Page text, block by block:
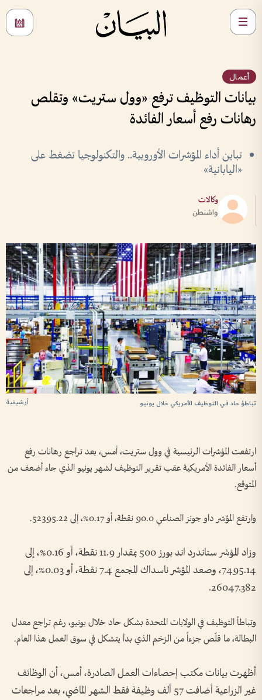
أعمال
بيانات التوظيف ترفع «وول ستريت» وتقلص
رهانات رفع أسعار الفائدة
تباين أداء المؤشرات الأوروبية.. والتكنولوجيا تضغط على
«اليابانية»
وكالات
واشنطن
أرشيفية تباطؤ حاد في التوظيف الأمريكي خلال يونيو
ارتفعت ​المؤشرات الرئيسية في ‌وول ​ستريت، أمس، بعد تراجع رهانات رفع
أسعار الفائدة الأمريكية عقب تقرير التوظيف ⁠لشهر يونيو الذي جاء أضعف من
المتوقع.
وارتفع المؤشر داو جونز الصناعي 90.0 ⁠نقطة، أو 0.17%، إلى 52395.22.
وزاد المؤشر ستاندرد اند بورز 500 بمقدار 11.9 ‌نقطة، أو 0.16%، إلى
7495.14، ​وصعد المؤشر ناسداك المجمع 7.4 نقطة، أو 0.03%، إلى
26047.382.
وتباطأ التوظيف في الولايات المتحدة بشكل حاد خلال يونيو، رغم تراجع معدل
البطالة، ما قلّص جزءاً من الزخم الذي بدأ يتشكل في سوق العمل هذا العام.
أظهرت بيانات مكتب إحصاءات العمل الصادرة، أمس، أن الوظائف
غير الزراعية أضافت 57 ألف وظيفة فقط الشهر الماضي، بعد مراجعات